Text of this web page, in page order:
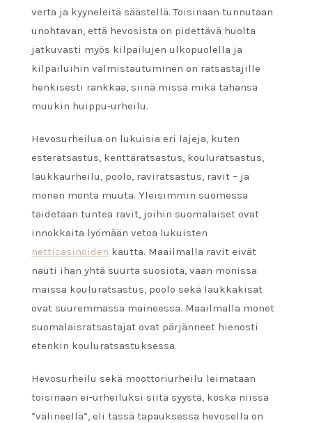
verta ja kyyneleitä säästellä. Toisinaan tunnutaan
unohtavan, että hevosista on pidettävä huolta
jatkuvasti myös kilpailujen ulkopuolella ja
kilpailuihin valmistautuminen on ratsastajille
henkisesti rankkaa, siinä missä mikä tahansa
muukin huippu-urheilu.
Hevosurheilua on lukuisia eri lajeja, kuten
esteratsastus, kenttäratsastus, kouluratsastus,
laukkaurheilu, poolo, raviratsastus, ravit – ja
monen monta muuta. Yleisimmin suomessa
taidetaan tuntea ravit, joihin suomalaiset ovat
innokkaita lyömään vetoa lukuisten
netticasinoiden kautta. Maailmalla ravit eivät
nauti ihan yhtä suurta suosiota, vaan monissa
maissa kouluratsastus, poolo sekä laukkakisat
ovat suuremmassa maineessa. Maailmalla monet
suomalaisratsastajat ovat pärjänneet hienosti
etenkin kouluratsastuksessa.
Hevosurheilu sekä moottoriurheilu leimataan
toisinaan ei-urheiluksi siitä syystä, koska niissä
”välineellä”, eli tässä tapauksessa hevosella on